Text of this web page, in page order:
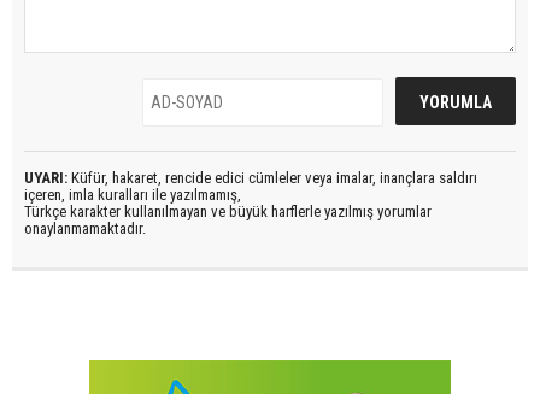
UYARI: Küfür, hakaret, rencide edici cümleler veya imalar, inançlara saldırı
içeren, imla kuralları ile yazılmamış,
Türkçe karakter kullanılmayan ve büyük harflerle yazılmış yorumlar
onaylanmamaktadır.